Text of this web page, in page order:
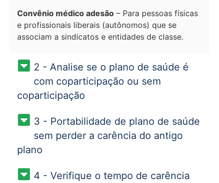
Convênio médico adesão – Para pessoas físicas
e profissionais liberais (autônomos) que se
associam a sindicatos e entidades de classe.
2 - Analise se o plano de saúde é
com coparticipação ou sem
coparticipação
3 - Portabilidade de plano de saúde
sem perder a carência do antigo
plano
4 - Verifique o tempo de carência